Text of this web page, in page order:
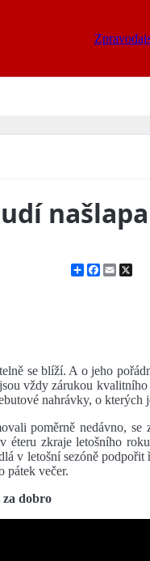
ShareFacebook
Email
se blíží. A o jeho
vždy zárukou
nahrávky, o kterých
poměrně nedávno,
éteru zkraje letošního
v letošní sezóně podpořit
pátek večer.
za dobro